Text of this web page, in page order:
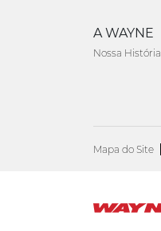
A WAYNE
Nossa História
Mapa do Site